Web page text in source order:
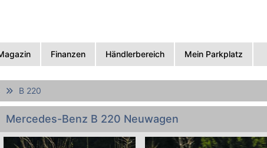
Finanzen Händlerbereich Mein Parkplatz
B 220
Mercedes-Benz B 220 Neuwagen